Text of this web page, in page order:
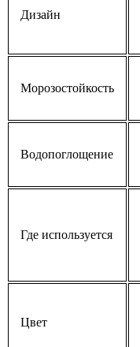
Дизайн
Морозостойкость
Водопоглощение
Где используется
Цвет